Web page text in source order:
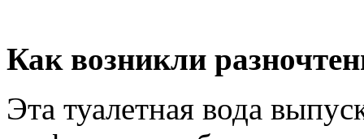
Как возникли
Эта туалетная вода